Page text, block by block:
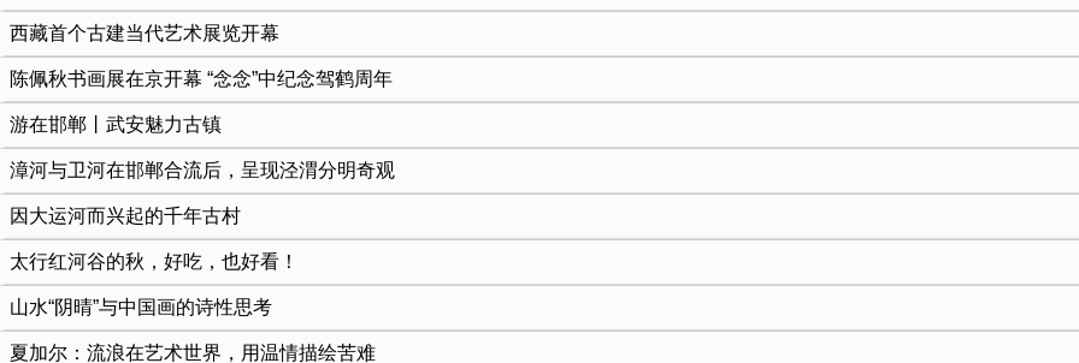
西藏首个古建当代艺术展览开幕
陈佩秋书画展在京开幕 “念念”中纪念驾鹤周年
游在邯郸丨武安魅力古镇
​漳河与卫河在邯郸合流后，呈现泾渭分明奇观
因大运河而兴起的千年古村
​太行红河谷的秋，好吃，也好看！
山水“阴晴”与中国画的诗性思考
夏加尔：流浪在艺术世界，用温情描绘苦难